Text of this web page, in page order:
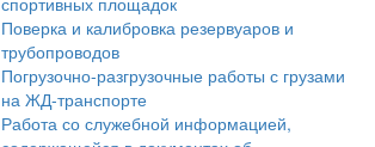
Поверка и калибровка резервуаров и
трубопроводов
Погрузочно-разгрузочные работы с грузами
на ЖД-транспорте
Работа со служебной информацией,